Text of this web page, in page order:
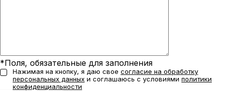
*Поля, обязательные для заполнения
Нажимая на кнопку, я даю свое согласие на обработку
персональных данных и соглашаюсь с условиями политики
конфиденциальности